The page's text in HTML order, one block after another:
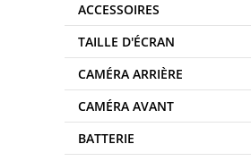
ACCESSOIRES
TAILLE D'ÉCRAN
CAMÉRA ARRIÈRE
CAMÉRA AVANT
BATTERIE